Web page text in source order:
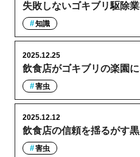
失敗しないゴキブリ駆除
知識
飲食店がゴキブリの楽園
2025.12.25
害虫
飲食店の信頼を揺るがす
2025.12.12
害虫